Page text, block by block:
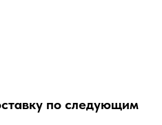
по следующим